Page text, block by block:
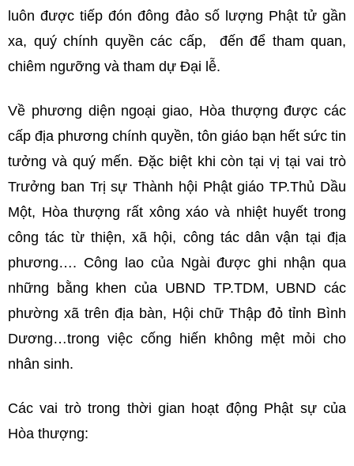
luôn được tiếp đón đông đảo số lượng Phật tử gần
xa, quý chính quyền các cấp, đến để tham quan,
chiêm ngưỡng và tham dự Đại lễ.
Về phương diện ngoại giao, Hòa thượng được các
cấp địa phương chính quyền, tôn giáo bạn hết sức tin
tưởng và quý mến. Đặc biệt khi còn tại vị tại vai trò
Trưởng ban Trị sự Thành hội Phật giáo TP.Thủ Dầu
Một, Hòa thượng rất xông xáo và nhiệt huyết trong
công tác từ thiện, xã hội, công tác dân vận tại địa
phương…. Công lao của Ngài được ghi nhận qua
những bằng khen của UBND TP.TDM, UBND các
phường xã trên địa bàn, Hội chữ Thập đỏ tỉnh Bình
Dương…trong việc cống hiến không mệt mỏi cho
nhân sinh.
Các vai trò trong thời gian hoạt động Phật sự của
Hòa thượng: